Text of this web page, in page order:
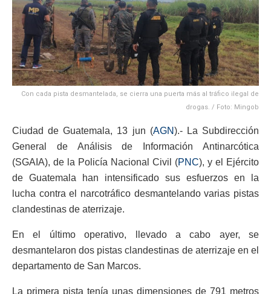
Con cada pista desmantelada, se cierra una puerta más al tráfico ilegal de
drogas. / Foto: Mingob
Ciudad de Guatemala, 13 jun (AGN).- La Subdirección
General de Análisis de Información Antinarcótica
(SGAIA), de la Policía Nacional Civil (PNC), y el Ejército
de Guatemala han intensificado sus esfuerzos en la
lucha contra el narcotráfico desmantelando varias pistas
clandestinas de aterrizaje.
En el último operativo, llevado a cabo ayer, se
desmantelaron dos pistas clandestinas de aterrizaje en el
departamento de San Marcos.
La primera pista tenía unas dimensiones de 791 metros